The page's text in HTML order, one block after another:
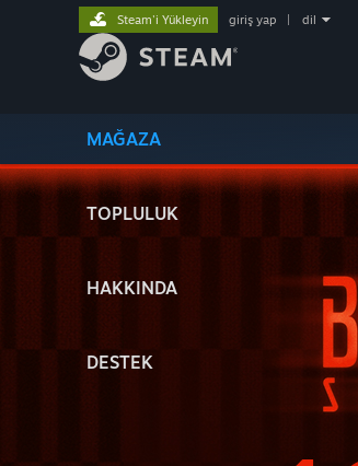
MAĞAZA
TOPLULUK
HAKKINDA
DESTEK
Steam'i Yükleyin giriş yap dil